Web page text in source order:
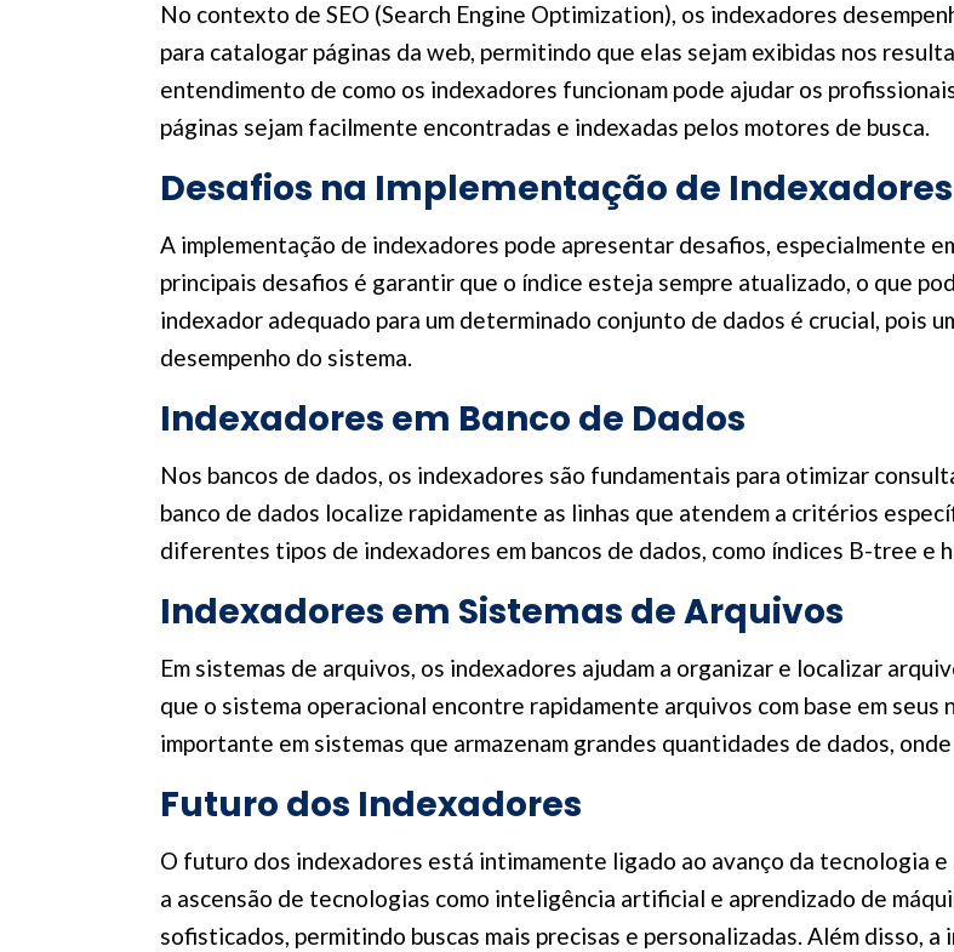
No contexto de SEO (Search Engine Optimization), os indexadores
para catalogar páginas da web, permitindo que elas sejam exibidas nos
entendimento de como os indexadores funcionam pode ajudar os
páginas sejam facilmente encontradas e indexadas pelos motores de busca.
Desafios na Implementação de Indexadores
A implementação de indexadores pode apresentar desafios, especialmente
principais desafios é garantir que o índice esteja sempre atualizado, o que
indexador adequado para um determinado conjunto de dados é crucial, pois
desempenho do sistema.
Indexadores em Banco de Dados
Nos bancos de dados, os indexadores são fundamentais para otimizar
banco de dados localize rapidamente as linhas que atendem a critérios
diferentes tipos de indexadores em bancos de dados, como índices B-tree e
Indexadores em Sistemas de Arquivos
Em sistemas de arquivos, os indexadores ajudam a organizar e localizar
que o sistema operacional encontre rapidamente arquivos com base em
importante em sistemas que armazenam grandes quantidades de dados,
Futuro dos Indexadores
O futuro dos indexadores está intimamente ligado ao avanço da tecnologia
a ascensão de tecnologias como inteligência artificial e aprendizado de
sofisticados, permitindo buscas mais precisas e personalizadas. Além disso,